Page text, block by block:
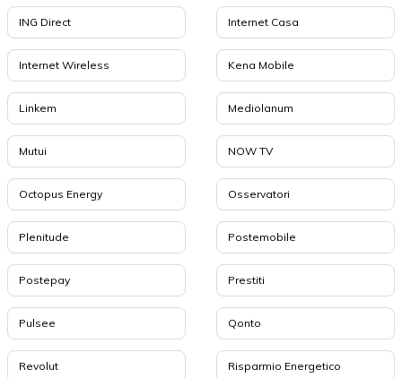
ING Direct Internet Casa
Internet Wireless Kena Mobile
Linkem Mediolanum
Mutui NOW TV
Octopus Energy Osservatori
Plenitude Postemobile
Postepay Prestiti
Pulsee Qonto
Revolut Risparmio Energetico